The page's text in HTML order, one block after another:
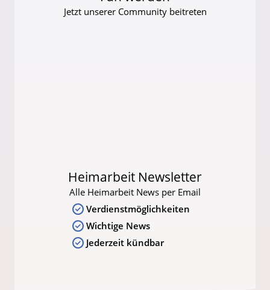
Jetzt unserer Community beitreten
Heimarbeit Newsletter
Alle Heimarbeit News per Email
Verdienstmöglichkeiten
Wichtige News
Jederzeit kündbar